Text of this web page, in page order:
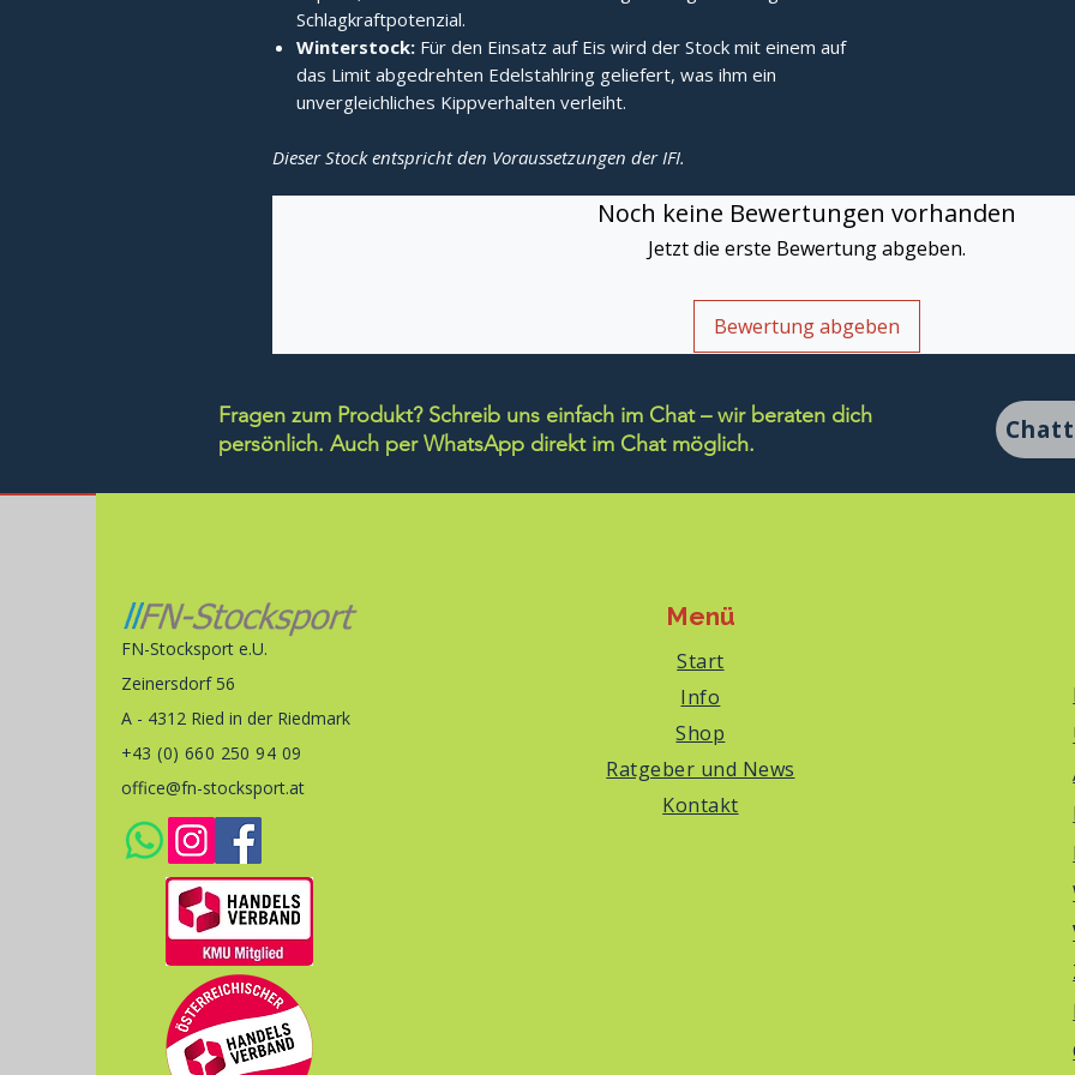
Schlagkraftpotenzial.
Winterstock: Für den Einsatz auf Eis wird der Stock mit einem auf
das Limit abgedrehten Edelstahlring geliefert, was ihm ein
unvergleichliches Kippverhalten verleiht.
Dieser Stock entspricht den Voraussetzungen der IFI.
Noch keine Bewertungen vorhanden
Jetzt die erste Bewertung abgeben.
Bewertung abgeben
Fragen zum Produkt? Schreib uns einfach im Chat – wir beraten dich
persönlich. Auch per WhatsApp direkt im Chat möglich.
FN-Stocksport e.U.
Zeinersdorf 56
A - 4312 Ried in der Riedmark
+43 (0) 660 250 94 09
office@fn-stocksport.at
Menü
Start
Info
Shop
Ratgeber und News
Kontakt